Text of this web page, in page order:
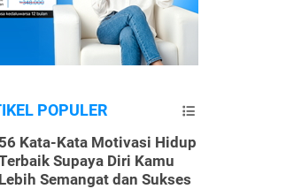
POPULER
56 Kata-Kata Motivasi Hidup
Supaya Diri Kamu
Lebih Semangat dan Sukses